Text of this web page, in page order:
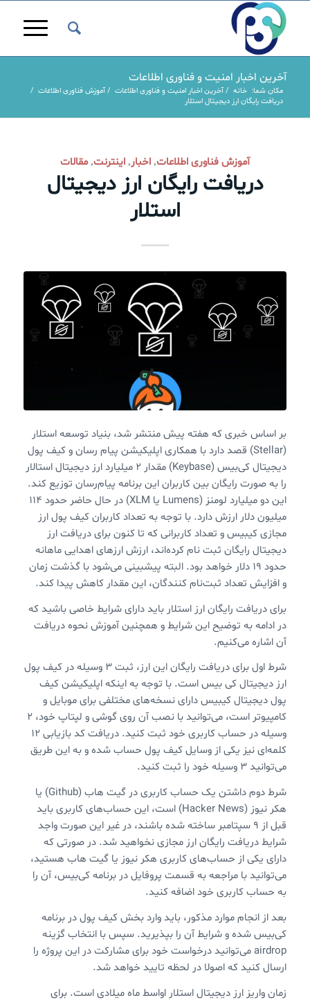
آخرین اخبار امنیت و فناوری اطلاعات
مکان شما: خانه / آخرین اخبار امنیت و فناوری اطلاعات / آموزش فناوری اطلاعات /
دریافت رایگان ارز دیجیتال استلار
آموزش فناوری اطلاعات, اخبار, اینترنت,مقالات
دریافت رایگان ارز دیجیتال
استلار
بر اساس خبری که هفته پیش منتشر شد، بنیاد توسعه استلار
(Stellar) قصد دارد با همکاری اپلیکیشن پیام رسان و کیف پول
دیجیتال کی‌بیس (Keybase) مقدار ۲ میلیارد ارز دیجیتال استالار
را به صورت رایگان بین کاربران این برنامه پیام‌رسان توزیع کند.
این دو میلیارد لومنز (Lumens یا XLM) در حال حاضر حدود ۱۱۴
میلیون دلار ارزش دارد. با توجه به تعداد کاربران کیف پول ارز
مجازی کیبیس و تعداد کاربرانی که تا کنون برای دریافت ارز
دیجیتال رایگان ثبت نام کرده‌اند،‌ ارزش ارزهای اهدایی ماهانه
حدود ۱۹ دلار خواهد بود. البته پیشبینی می‌شود با گذشت زمان
و افزایش تعداد ثبت‌نام کنندگان، این مقدار کاهش پیدا کند.
برای دریافت رایگان ارز استلار باید دارای شرایط خاصی باشید که
در ادامه به توضیح این شرایط و همچنین آموزش نحوه دریافت
آن اشاره می‌کنیم.
شرط اول برای دریافت رایگان این ارز، ثبت ۳ وسیله در کیف پول
ارز دیجیتال کی بیس است. با توجه به اینکه اپلیکیشن کیف
پول دیجیتال کیبیس دارای نسخه‌های مختلفی برای موبایل و
کامپیوتر است، می‌توانید با نصب آن روی گوشی و لپتاپ خود، ۲
وسیله در حساب کاربری خود ثبت کنید. دریافت کد بازیابی ۱۲
کلمه‌ای نیز یکی از وسایل کیف پول حساب شده و به این طریق
می‌توانید ۳ وسیله خود را ثبت کنید.
شرط دوم داشتن یک حساب کاربری در گیت هاب (Github) یا
هکر نیوز (Hacker News) است، این حساب‌های کاربری باید
قبل از ۹ سپتامبر ساخته شده باشند، در غیر این صورت واجد
شرایط دریافت رایگان ارز مجازی نخواهید شد. در صورتی که
دارای یکی از حساب‌های کاربری هکر نیوز یا گیت هاب هستید،
می‌توانید با مراجعه به قسمت پروفایل در برنامه کی‌بیس، آن را
به حساب کاربری خود اضافه کنید.
بعد از انجام موارد مذکور، باید وارد بخش کیف پول در برنامه
کی‌بیس شده و شرایط آن را بپذیرید. سپس با انتخاب گزینه
airdrop می‌توانید درخواست خود برای مشارکت در این پروژه را
ارسال کنید که اصولا در لحظه تایید خواهد شد.
زمان واریز ارز دیجیتال استلار اواسط ماه میلادی است. برای